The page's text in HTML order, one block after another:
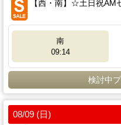
【西・南】☆土日祝
南
09:14
検討中
08/09 (日)